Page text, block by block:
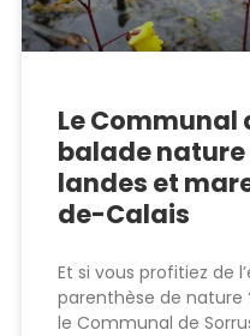
Le Communal
balade
landes et
de-Calais
Et si vous profitiez de
parenthèse de nature
le Communal de